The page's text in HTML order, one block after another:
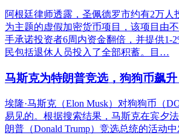
阿根廷律师透露，圣佩德罗市约有2万人
为主题的虚假加密货币项目，该项目由
手承诺投资者6周内资金翻倍，并提供1-
民包括退休人员投入了全部积蓄。目…
马斯克为特朗普竞选，狗狗币飙升
埃隆·马斯克（Elon Musk）对狗狗币（
易见的。根据搜索结果，马斯克在宾夕
朗普（Donald Trump）竞选总统的活动